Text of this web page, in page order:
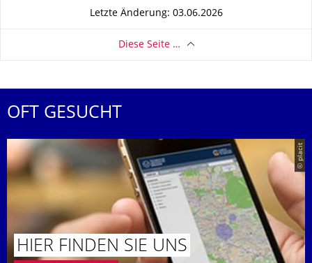
Letzte Änderung: 03.06.2026
Diese Seite …
OFT GESUCHT
© placit
HIER FINDEN SIE UNS